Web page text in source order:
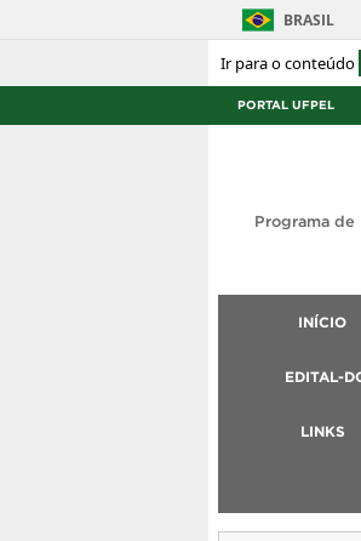
Ir para o conteúdo
BRASIL
PORTAL UFPEL
Programa de
INÍCIO
EDITAL-
LINKS